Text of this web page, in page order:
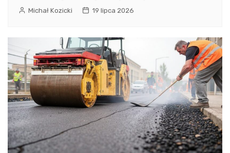
Michał Kozicki 19 lipca 2026